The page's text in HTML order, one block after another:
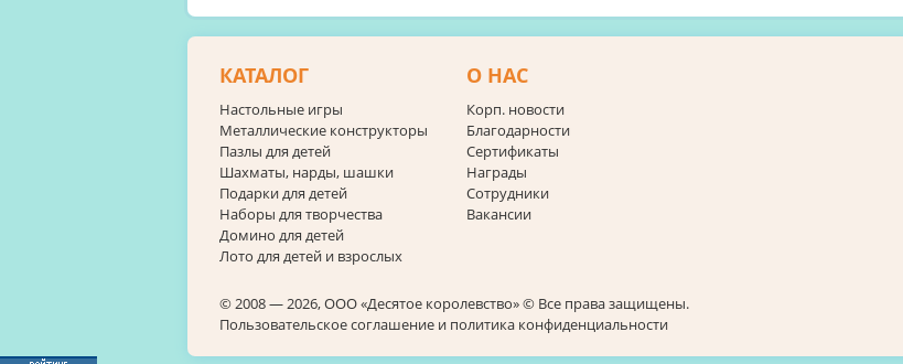
КАТАЛОГ
Настольные игры
Металлические конструкторы
Пазлы для детей
Шахматы, нарды, шашки
Подарки для детей
Наборы для творчества
Домино для детей
Лото для детей и взрослых
О НАС
Корп. новости
Благодарности
Сертификаты
Награды
Сотрудники
Вакансии
© 2008 — 2026, ООО «Десятое королевство» © Все права защищены.
Пользовательское соглашение и политика конфиденциальности